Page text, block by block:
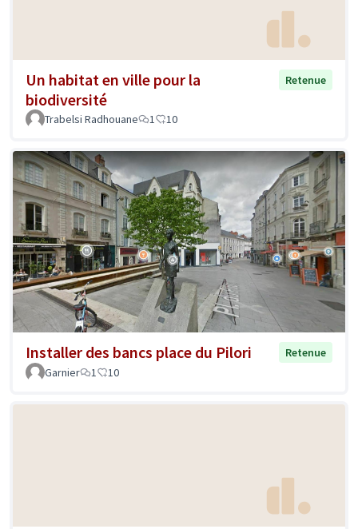
Un habitat en ville pour la
biodiversité
Retenue
Trabelsi Radhouane 1 10
Installer des bancs place du Pilori
Retenue
Garnier
1 10